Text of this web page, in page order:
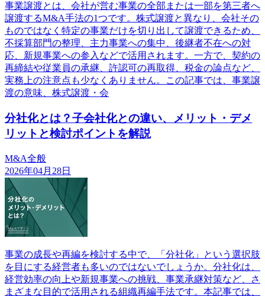
事業譲渡とは、会社が営む事業の全部または一部を第三者へ
譲渡するM&A手法の1つです。株式譲渡と異なり、会社その
ものではなく特定の事業だけを切り出して譲渡できるため、
不採算部門の整理、主力事業への集中、後継者不在への対
応、新規事業への参入などで活用されます。一方で、契約の
再締結や従業員の承継、許認可の再取得、税金の論点など、
実務上の注意点も少なくありません。この記事では、事業譲
渡の意味、株式譲渡・会
分社化とは？子会社化との違い、メリット・デメ
リットと検討ポイントを解説
M&A全般
2026年04月28日
事業の成長や再編を検討する中で、「分社化」という選択肢
を目にする経営者も多いのではないでしょうか。分社化は、
経営効率の向上や新規事業への挑戦、事業承継対策など、さ
まざまな目的で活用される組織再編手法です。本記事では、